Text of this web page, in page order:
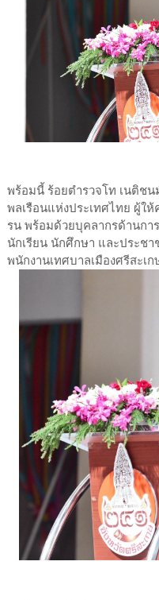
พร้อมนี้ ร้อยตำรวจโท เนติช
พลเรือนแห่งประเทศไทย ผู้ใ
รน พร้อมด้วยบุคลากรด้านกา
นักเรียน นักศึกษา และประช
พนักงานเทศบาลเมืองศรีสะเ